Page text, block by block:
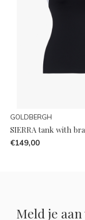
GOLDBERGH
SIERRA tank with
€149,00
Meld je